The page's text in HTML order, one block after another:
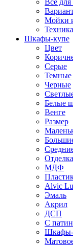
Все
Мойки
Шкафы-купе
Цвет
Серые
Темные
Черные
Белые
Венге
Размер
МДФ
Alvic
Эмаль
Акрил
ДСП
С
Шкафы-